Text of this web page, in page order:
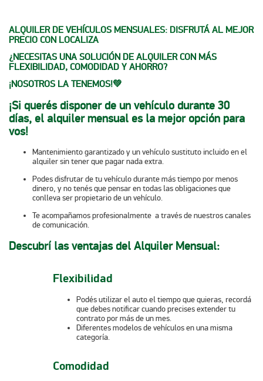
ALQUILER DE VEHÍCULOS MENSUALES: DISFRUTÁ AL MEJOR
PRECIO CON LOCALIZA
¿NECESITAS UNA SOLUCIÓN DE ALQUILER CON MÁS
FLEXIBILIDAD, COMODIDAD Y AHORRO?
¡NOSOTROS LA TENEMOS!💚​​
¡Si querés disponer de un vehículo durante 30
días, el alquiler mensual es la mejor opción para
vos!
Mantenimiento garantizado y un vehículo sustituto incluido en el
alquiler sin tener que pagar nada extra.
Podes disfrutar de tu vehículo durante más tiempo por menos
dinero, y no tenés que pensar en todas las obligaciones que
conlleva ser propietario de un vehículo.
Te acompañamos profesionalmente a través de nuestros canales
de comunicación.
Descubrí las ventajas del Alquiler Mensual:
Flexibilidad
Podésutilizar el auto el tiempo que quieras, recordá
que debes notificar cuando precises extender tu
contrato por más de un mes.
Diferentes modelos de vehículos en una misma
categoría.
Comodidad